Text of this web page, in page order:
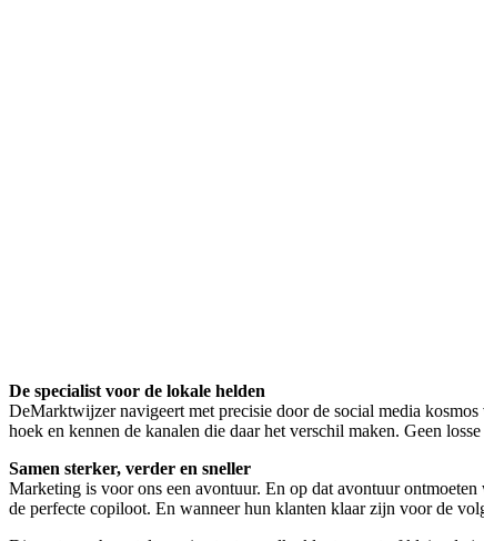
De specialist voor de lokale helden
DeMarktwijzer navigeert met precisie door de social media
hoek en kennen de kanalen die daar het verschil maken. Geen
Samen sterker, verder en sneller
Marketing is voor ons een avontuur. En op dat avontuur
de perfecte copiloot. En wanneer hun klanten klaar zijn voor de